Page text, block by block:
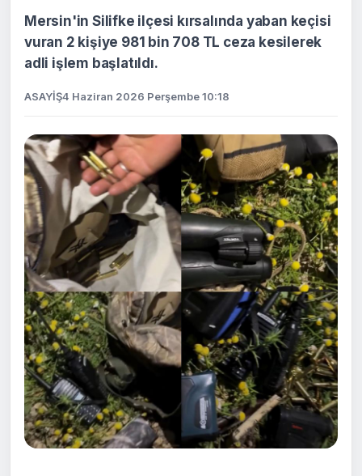
Mersin'in Silifke ilçesi kırsalında yaban keçisi
vuran 2 kişiye 981 bin 708 TL ceza kesilerek
adli işlem başlatıldı.
ASAYİŞ4 Haziran 2026 Perşembe 10:18